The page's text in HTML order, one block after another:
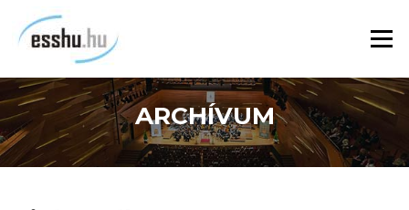
tartalomra
Menü
ARCHÍVUM